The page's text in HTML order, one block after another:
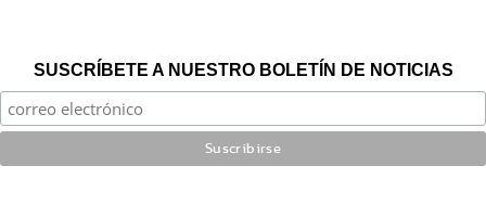
SUSCRÍBETE A NUESTRO BOLETÍN DE NOTICIAS